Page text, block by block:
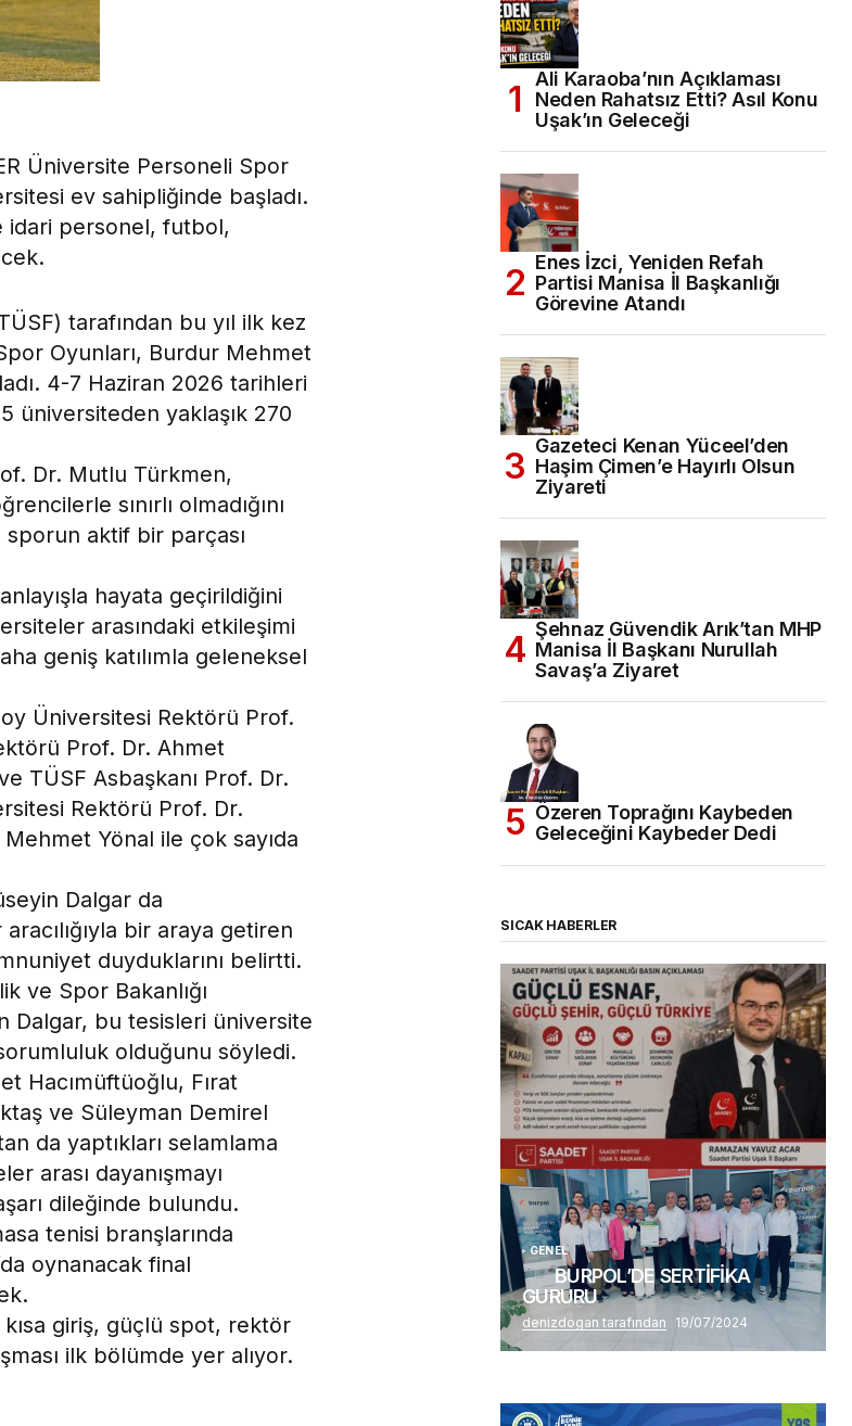
Üniversite Personeli Spor
ev sahipliğinde başladı.
idari personel, futbol,
tarafından bu yıl ilk kez
Oyunları, Burdur Mehmet
4-7 Haziran 2026 tarihleri
üniversiteden yaklaşık 270
Dr. Mutlu Türkmen,
sınırlı olmadığını
aktif bir parçası
hayata geçirildiğini
arasındaki etkileşimi
geniş katılımla geleneksel
Üniversitesi Rektörü Prof.
Prof. Dr. Ahmet
TÜSF Asbaşkanı Prof. Dr.
Rektörü Prof. Dr.
Yönal ile çok sayıda
Dalgar da
bir araya getiren
duyduklarını belirtti.
ve Spor Bakanlığı
Dalgar, bu tesisleri üniversite
olduğunu söyledi.
Hacımüftüoğlu, Fırat
ve Süleyman Demirel
da yaptıkları selamlama
arası dayanışmayı
dileğinde bulundu.
tenisi branşlarında
oynanacak final
kısa giriş, güçlü spot, rektör
ilk bölümde yer alıyor.
Ali Karaoba’nın Açıklaması
Neden Rahatsız Etti? Asıl Konu
Uşak’ın Geleceği
Enes İzci, Yeniden Refah
Partisi Manisa İl Başkanlığı
Görevine Atandı
Gazeteci Kenan Yüceel’den
Haşim Çimen’e Hayırlı Olsun
Ziyareti
Şehnaz Güvendik Arık’tan MHP
Manisa İl Başkanı Nurullah
Savaş’a Ziyaret
Özeren Toprağını Kaybeden
Geleceğini Kaybeder Dedi
SICAK HABERLER
(başlıksız)
Alaattin Karahan tarafından 14/07/2026
GENEL
BURPOL’DE SERTİFİKA
GURURU
denizdogan tarafından 19/07/2024